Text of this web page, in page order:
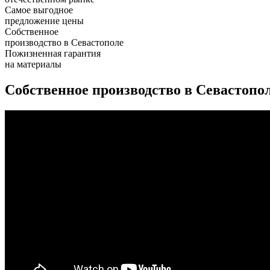
Самое выгодное
предложение цены
Собственное
производство в Севастополе
Пожизненная гарантия
на материалы
Собственное производство в